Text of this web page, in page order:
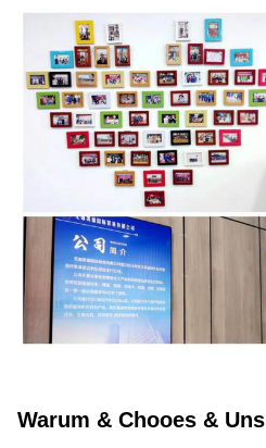
Warum & Chooes & Uns